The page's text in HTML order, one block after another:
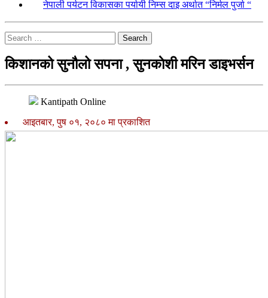
नेपाली पर्यटन विकासका पर्यायी निम्स दाइ अर्थात “निर्मल पुर्जा “
Search
किशानको सुनौलो सपना , सुनकाेशी मरिन डाइभर्सन
Kantipath Online
आइतबार, पुष ०१, २०८० मा प्रकाशित